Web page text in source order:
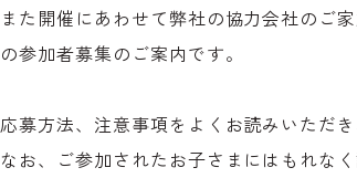
また開催にあわせて弊社の協力会社のご
の参加者募集のご案内です。
応募方法、注意事項をよくお読みいただ
なお、ご参加されたお子さまにはもれな